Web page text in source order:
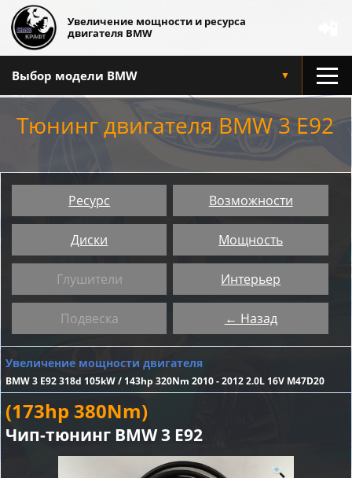
Увеличение мощности и ресурса
двигателя BMW
Выбор модели BMW ▼
Тюнинг двигателя BMW 3 E92
Ресурс Возможности
Диски Мощность
Глушители Интерьер
Подвеска ← Назад
Увеличение мощности двигателя
BMW 3 E92 318d 105kW / 143hp 320Nm 2010 - 2012 2.0L 16V M47D20
(173hp 380Nm)
Чип-тюнинг BMW 3 E92